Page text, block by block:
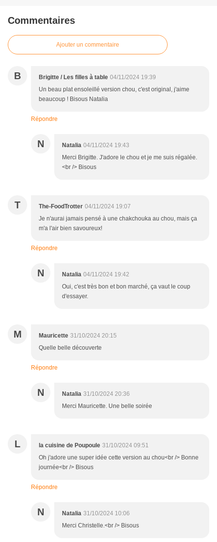
Commentaires
Ajouter un commentaire
B Brigitte / Les filles à table 04/11/2024 19:39
Un beau plat ensoleillé version chou, c'est original, j'aime
beaucoup ! Bisous Natalia
Répondre
N Natalia 04/11/2024 19:43
Merci Brigitte. J'adore le chou et je me suis régalée.
<br /> Bisous
T The-FoodTrotter 04/11/2024 19:07
Je n'aurai jamais pensé à une chakchouka au chou, mais ça
m'a l'air bien savoureux!
Répondre
N Natalia 04/11/2024 19:42
Oui, c'est très bon et bon marché, ça vaut le coup
d'essayer.
M Mauricette 31/10/2024 20:15
Quelle belle découverte
Répondre
N Natalia 31/10/2024 20:36
Merci Mauricette. Une belle soirée
L la cuisine de Poupoule 31/10/2024 09:51
Oh j'adore une super idée cette version au chou<br /> Bonne
journée<br /> Bisous
Répondre
N Natalia 31/10/2024 10:06
Merci Christelle.<br /> Bisous